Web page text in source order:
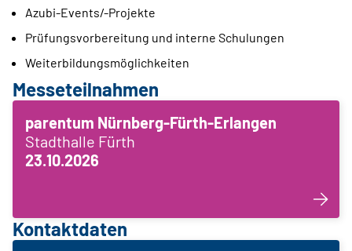
Azubi-Events/-Projekte
Prüfungsvorbereitung und interne Schulungen
Weiterbildungsmöglichkeiten
Messeteilnahmen
parentum Nürnberg-Fürth-Erlangen
Stadthalle Fürth
23.10.2026
Kontaktdaten